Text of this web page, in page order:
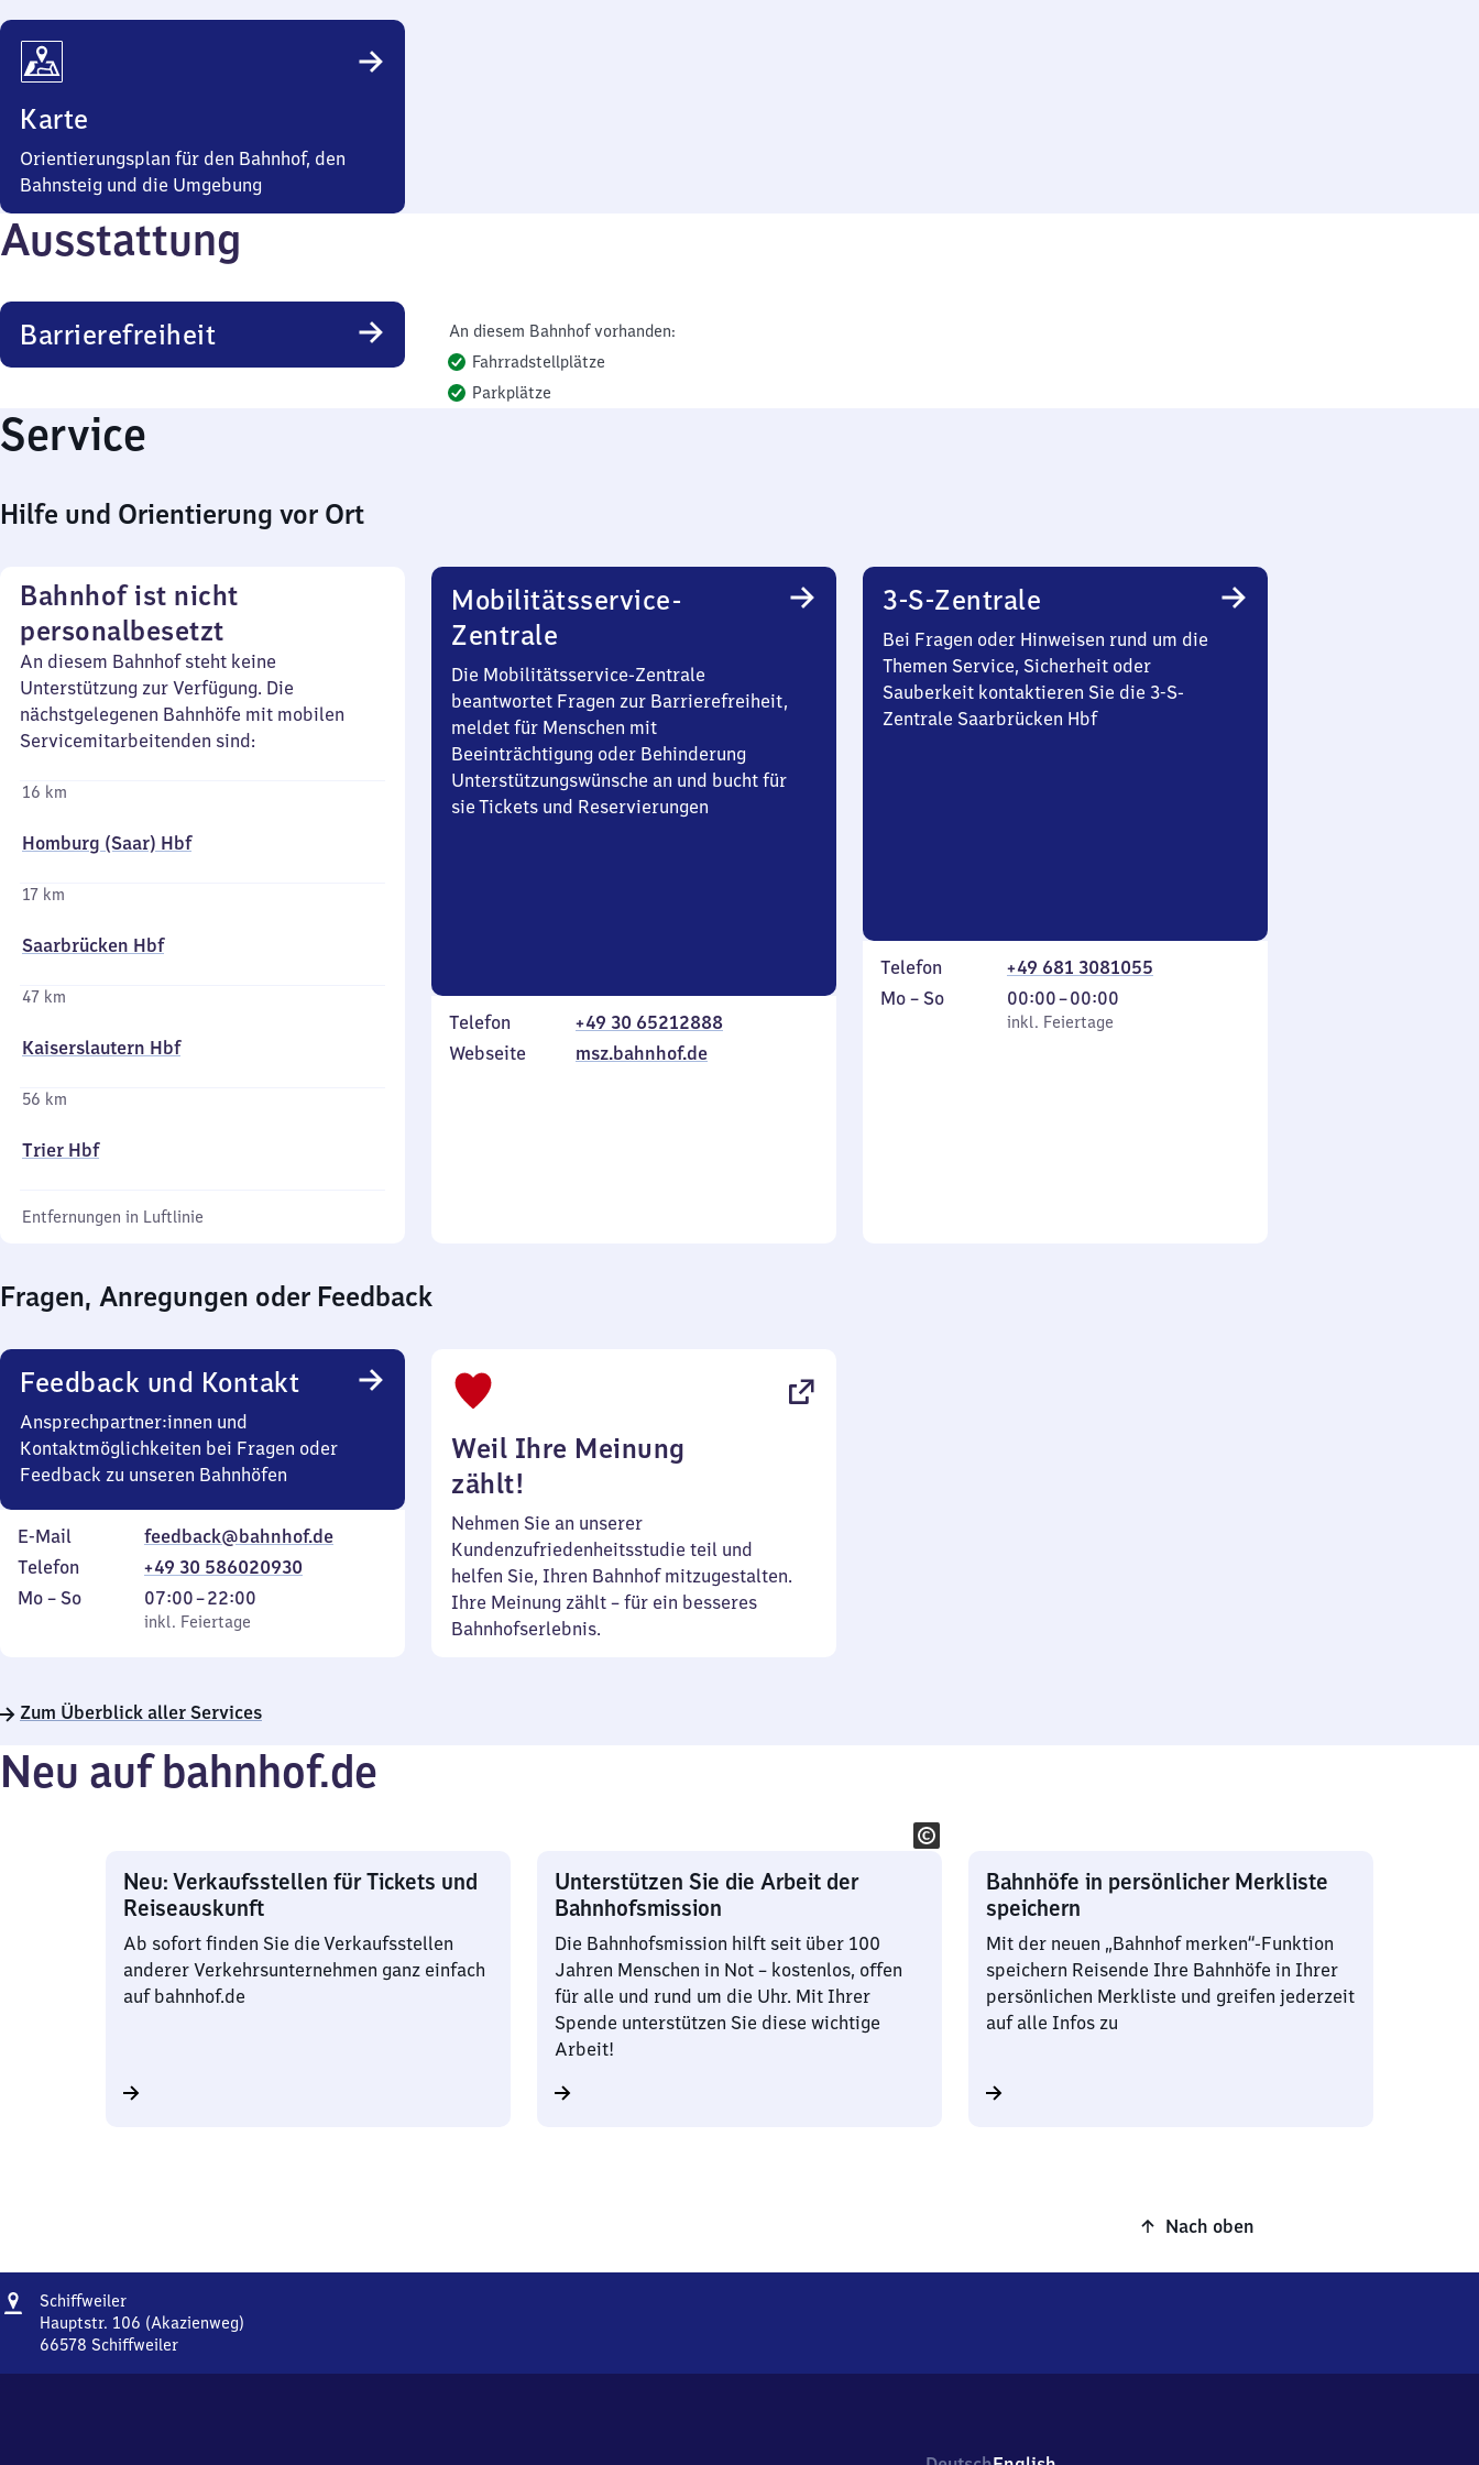
Karte
Orientierungsplan für den Bahnhof, den
Bahnsteig und die Umgebung
Ausstattung
Barrierefreiheit
An diesem Bahnhof vorhanden:
Fahrradstellplätze
Parkplätze
Service
Hilfe und Orientierung vor Ort
Bahnhof ist nicht
personalbesetzt
An diesem Bahnhof steht keine
Unterstützung zur Verfügung. Die
nächstgelegenen Bahnhöfe mit mobilen
Servicemitarbeitenden sind:
16 km
Homburg (Saar) Hbf
17 km
Saarbrücken Hbf
47 km
Kaiserslautern Hbf
56 km
Trier Hbf
Entfernungen in Luftlinie
Mobilitätsservice-
Zentrale
Die Mobilitätsservice-Zentrale
beantwortet Fragen zur Barrierefreiheit,
meldet für Menschen mit
Beeinträchtigung oder Behinderung
Unterstützungswünsche an und bucht für
sie Tickets und Reservierungen
Telefon
+49 30 65212888
Webseite
msz.bahnhof.de
3-S-Zentrale
Bei Fragen oder Hinweisen rund um die
Themen Service, Sicherheit oder
Sauberkeit kontaktieren Sie die 3-S-
Zentrale Saarbrücken Hbf
Telefon
+49 681 3081055
Montag
Mo – So,
inkl. Feiertage
00:00–00:00
Von
0
inkl. Feiertage
Fragen, Anregungen oder Feedback
Feedback und Kontakt
Ansprechpartner:innen und
Kontaktmöglichkeiten bei Fragen oder
Feedback zu unseren Bahnhöfen
E-Mail
feedback@bahnhof.de
Telefon
+49 30 586020930
Montag
Mo – So,
inkl. Feiertage
07:00–22:00
Von
7
22
inkl. Feiertage
Weil Ihre Meinung
zählt!
Nehmen Sie an unserer
Kundenzufriedenheitsstudie teil und
helfen Sie, Ihren Bahnhof mitzugestalten.
Ihre Meinung zählt – für ein besseres
Bahnhofserlebnis.
Zum Überblick aller Services
Neu auf bahnhof.de
Neu: Verkaufsstellen für Tickets und
Reiseauskunft
Ab sofort finden Sie die Verkaufsstellen
anderer Verkehrsunternehmen ganz einfach
auf bahnhof.de
Unterstützen Sie die Arbeit der
Bahnhofsmission
Die Bahnhofsmission hilft seit über 100
Jahren Menschen in Not – kostenlos, offen
für alle und rund um die Uhr. Mit Ihrer
Spende unterstützen Sie diese wichtige
Arbeit!
Bahnhöfe in persönlicher Merkliste
speichern
Mit der neuen „Bahnhof merken“-Funktion
speichern Reisende Ihre Bahnhöfe in Ihrer
persönlichen Merkliste und greifen jederzeit
auf alle Infos zu
Nach oben
Adresse
SchiffweilerSchiffweiler
Hauptstr. 106 (Akazienweg)
66578 Schiffweiler